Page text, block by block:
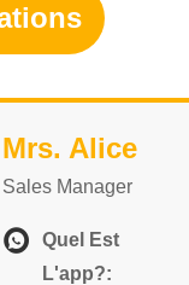
Mrs. Alice
Sales Manager
Quel Est
L'app?: